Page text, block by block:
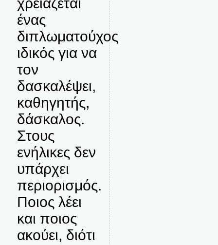
ένας
διπλωματούχος
ιδικός για να
τον
δασκαλέψει,
καθηγητής,
δάσκαλος.
Στους
ενήλικες δεν
υπάρχει
περιορισμός.
Ποιος λέει
και ποιος
ακούει, διότι